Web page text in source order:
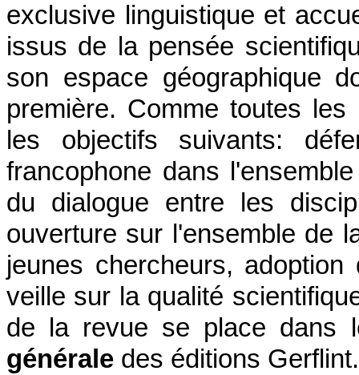
exclusive linguistique et
issus de la pensée
son espace géographique
première. Comme toutes
les objectifs suivants:
francophone dans
du dialogue entre les
ouverture sur l'ensemble de
jeunes chercheurs,
veille sur la qualité
de la revue se place dans
générale des éditions Gerflint.